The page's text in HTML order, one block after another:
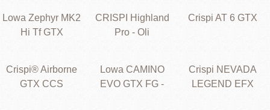
Lowa Zephyr MK2
Hi Tf GTX
CRISPI Highland
Pro - Oli
Crispi AT 6 GTX
Crispi® Airborne
GTX CCS
Lowa CAMINO
EVO GTX FG -
Crispi NEVADA
LEGEND EFX